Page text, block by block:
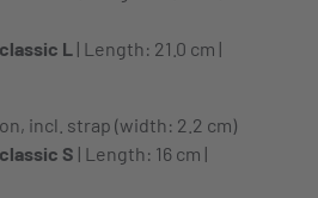
L | Length: 21.0 cm |
incl. strap (width: 2.2 cm)
S | Length: 16 cm |